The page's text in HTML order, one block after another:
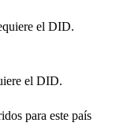
el DID.
el DID.
para este país